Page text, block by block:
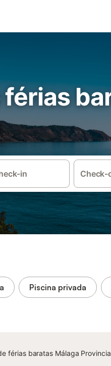
in Check-
Piscina privada
férias baratas Málaga Provincia